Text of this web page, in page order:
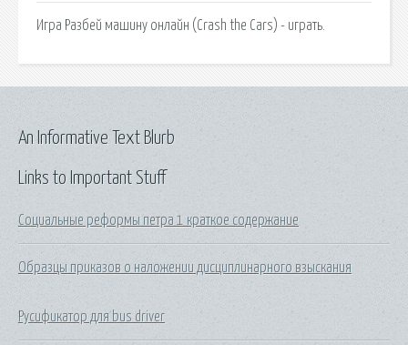
Игра Разбей машину онлайн (Crash the Cars) - играть.
Links to Important Stuff
Социальные реформы петра 1 краткое содержание
Образцы приказов о наложении дисциплинарного взыскания
Русификатор для bus driver
An Informative Text Blurb